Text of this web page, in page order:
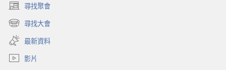
尋找聚會
（開
啟
新
視
窗）
尋找大會
（開
啟
新
視
最新資料
影片